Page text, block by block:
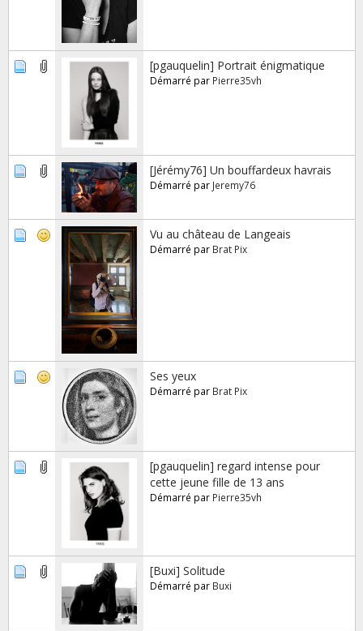
[pgauquelin] Portrait énigmatique
Démarré par Pierre35vh
[Jérémy76] Un bouffardeux havrais
Démarré par Jeremy76
Vu au château de Langeais
Démarré par Brat Pix
Ses yeux
Démarré par Brat Pix
[pgauquelin] regard intense pour
cette jeune fille de 13 ans
Démarré par Pierre35vh
[Buxi] Solitude
Démarré par Buxi